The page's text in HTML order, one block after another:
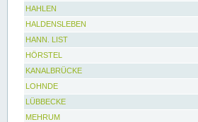
HAHLEN
HALDENSLEBEN
HANN. LIST
HÖRSTEL
KANALBRÜCKE
LOHNDE
LÜBBECKE
MEHRUM